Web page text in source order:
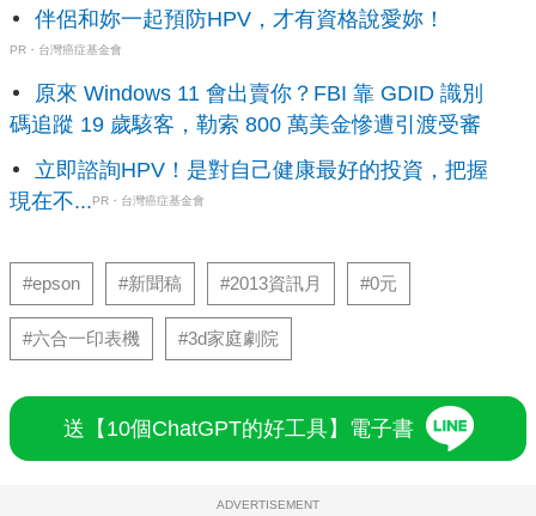
伴侶和妳一起預防HPV，才有資格說愛妳！
PR・台灣癌症基金會
原來 Windows 11 會出賣你？FBI 靠 GDID 識別
碼追蹤 19 歲駭客，勒索 800 萬美金慘遭引渡受審
立即諮詢HPV！是對自己健康最好的投資，把握
現在不...PR・台灣癌症基金會
#epson #新聞稿 #2013資訊月 #0元
#六合一印表機 #3d家庭劇院
送【10個ChatGPT的好工具】電子書
ADVERTISEMENT